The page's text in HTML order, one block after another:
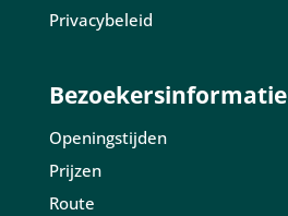
Privacybeleid
Bezoekersinformatie
Openingstijden
Prijzen
Route